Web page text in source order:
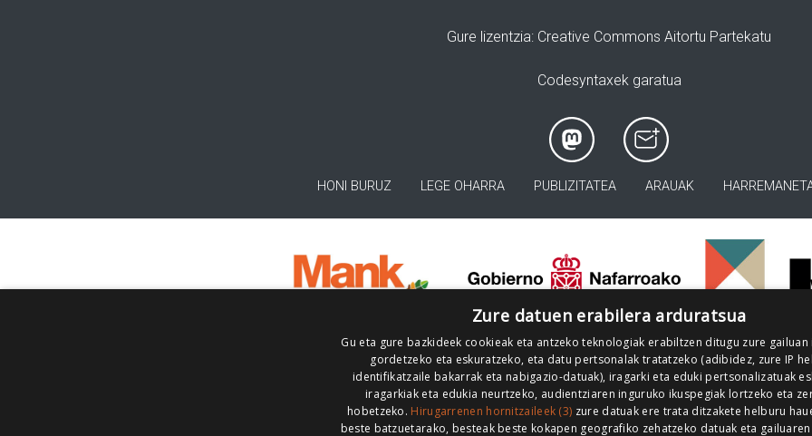
Gure lizentzia: Creative Commons Aitortu Partekatu
Codesyntaxek garatua
HONI BURUZ LEGE OHARRA PUBLIZITATEA ARAUAK
Zure datuen erabilera arduratsua
Gu eta gure bazkideek cookieak eta antzeko teknologiak erabiltzen ditugu zure
gordetzeko eta eskuratzeko, eta datu pertsonalak tratatzeko (adibidez, zure IP
identifikatzaile bakarrak eta nabigazio-datuak), iragarki eta eduki pertsonalizatuak
iragarkiak eta edukia neurtzeko, audientziaren inguruko ikuspegiak lortzeko eta
hobetzeko. Hirugarrenen hornitzaileek (3) zure datuak ere trata ditzakete helburu
beste batzuetarako, besteak beste kokapen geografiko zehatzeko datuak eta